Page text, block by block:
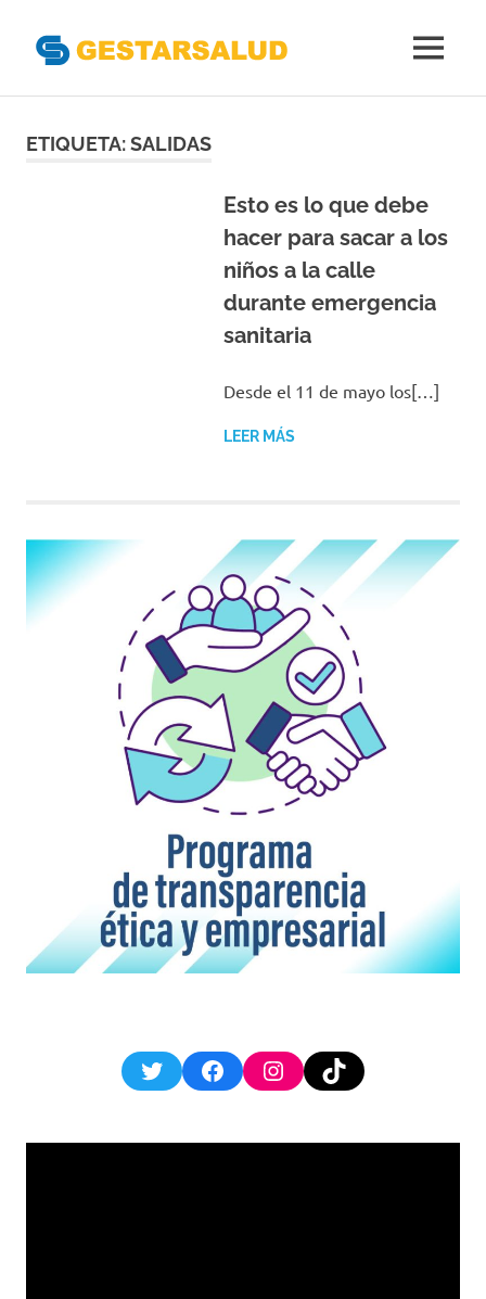
Gestoras
MENÚ
ETIQUETA:SALIDAS
Esto es lo que debe
hacer para sacar a los
niños a la calle
durante emergencia
sanitaria
Desde el 11 de mayo los[…]
LEER MÁS
TwitterFacebookInstagram
TikTok